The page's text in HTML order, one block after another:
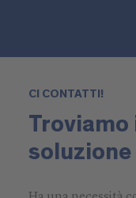
CI CONTATTI!
Troviamo
soluzione